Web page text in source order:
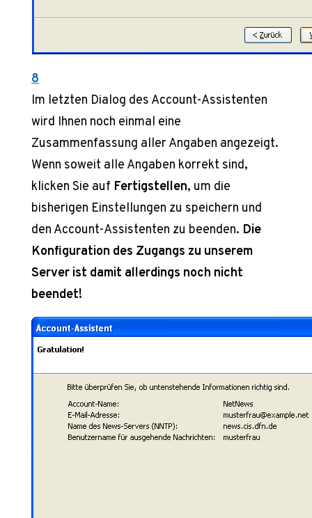
8
Im letzten Dialog des Account-Assistenten
wird Ihnen noch einmal eine
Zusammenfassung aller Angaben angezeigt.
Wenn soweit alle Angaben korrekt sind,
klicken Sie auf Fertigstellen, um die
bisherigen Einstellungen zu speichern und
den Account-Assistenten zu beenden. Die
Konfiguration des Zugangs zu unserem
Server ist damit allerdings noch nicht
beendet!